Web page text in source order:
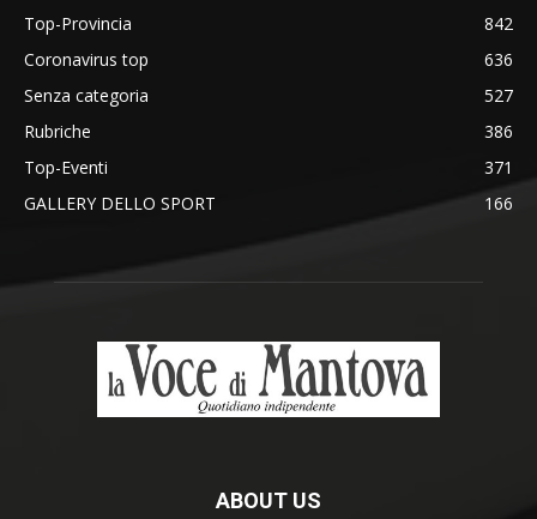
Top-Provincia
842
Coronavirus top
636
Senza categoria
527
Rubriche
386
Top-Eventi
371
GALLERY DELLO SPORT
166
ABOUT US